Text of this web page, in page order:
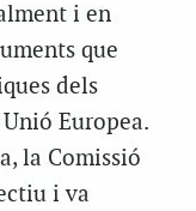
i en
que
dels
Europea.
la Comissió
i va